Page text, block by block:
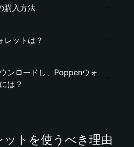
購入方法
レットは？
ンロードし、Poppenウォ
は？
トを使うべき理由